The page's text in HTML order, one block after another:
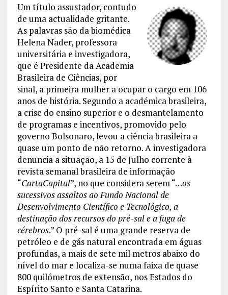
Um título assustador, contudo
de uma actualidade gritante.
As palavras são da biomédica
Helena Nader, professora
universitária e investigadora,
que é Presidente da Academia
Brasileira de Ciências, por
sinal, a primeira mulher a ocupar o cargo em 106
anos de história. Segundo a académica brasileira,
a crise do ensino superior e o desmantelamento
de programas e incentivos, promovido pelo
governo Bolsonaro, levou a ciência brasileira a
quase um ponto de não retorno. A investigadora
denuncia a situação, a 15 de Julho corrente à
revista semanal brasileira de informação
“CartaCapital”, no que considera serem “…os
sucessivos assaltos ao Fundo Nacional de
Desenvolvimento Científico e Tecnológico, a
destinação dos recursos do pré-sal e a fuga de
cérebros.” O pré-sal é uma grande reserva de
petróleo e de gás natural encontrada em águas
profundas, a mais de sete mil metros abaixo do
nível do mar e localiza-se numa faixa de quase
800 quilómetros de extensão, nos Estados do
Espírito Santo e Santa Catarina.